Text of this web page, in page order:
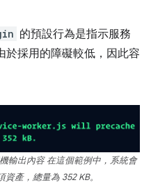
的預設行為是指示服務
於採用的障礙較低，因此容
輸出內容 在這個範例中，系統會
產，總量為 352 KB。